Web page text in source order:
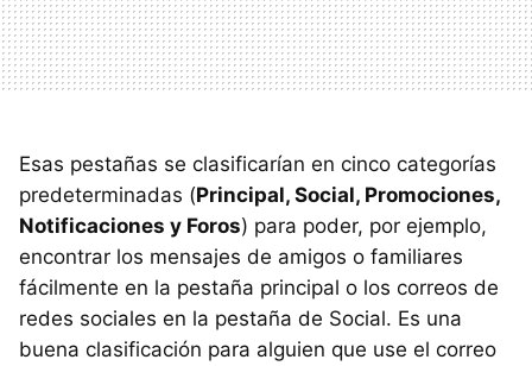
Esas pestañas se clasificarían en cinco categorías
predeterminadas (Principal, Social, Promociones,
Notificaciones y Foros) para poder, por ejemplo,
encontrar los mensajes de amigos o familiares
fácilmente en la pestaña principal o los correos de
redes sociales en la pestaña de Social. Es una
buena clasificación para alguien que use el correo